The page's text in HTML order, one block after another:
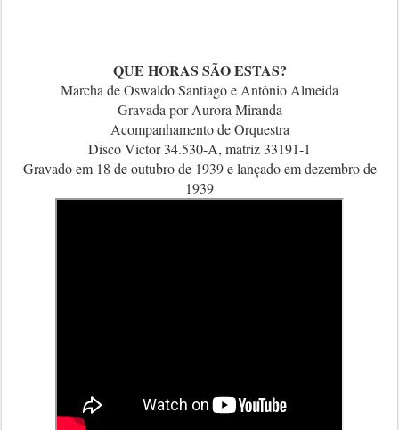
QUE HORAS SÃO ESTAS?
Marcha de Oswaldo Santiago e Antônio Almeida
Gravada por Aurora Miranda
Acompanhamento de Orquestra
Disco Victor 34.530-A, matriz 33191-1
Gravado em 18 de outubro de 1939 e lançado em dezembro de
1939